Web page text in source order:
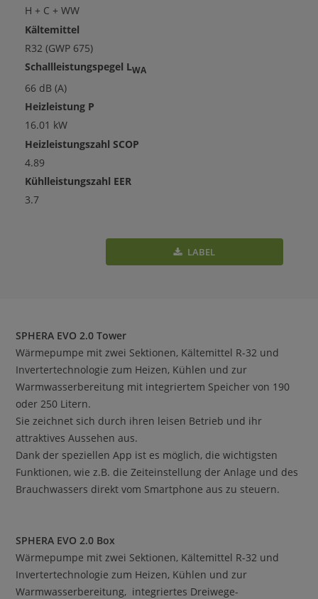
H + C + WW
Kältemittel
R32 (GWP 675)
Schallleistungspegel LWA
66 dB (A)
Heizleistung P
16.01 kW
Heizleistungszahl SCOP
4.89
Kühlleistungszahl EER
3.7
LABEL
SPHERA EVO 2.0 Tower
Wärmepumpe mit zwei Sektionen, Kältemittel R-32 und
Invertertechnologie zum Heizen, Kühlen und zur
Warmwasserbereitung mit integriertem Speicher von 190
oder 250 Litern.
Sie zeichnet sich durch ihren leisen Betrieb und ihr
attraktives Aussehen aus.
Dank der speziellen App ist es möglich, die wichtigsten
Funktionen, wie z.B. die Zeiteinstellung der Anlage und des
Brauchwassers direkt vom Smartphone aus zu steuern.
SPHERA EVO 2.0 Box
Wärmepumpe mit zwei Sektionen, Kältemittel R-32 und
Invertertechnologie zum Heizen, Kühlen und zur
Warmwasserbereitung, integriertes Dreiwege-